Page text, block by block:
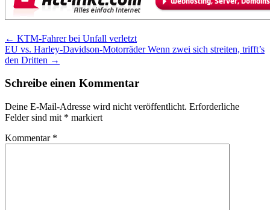
Post
navigation
← KTM-Fahrer bei Unfall verletzt
EU vs. Harley-Davidson-Motorräder Wenn zwei sich streiten, trifft’s
den Dritten →
Schreibe einen Kommentar
Deine E-Mail-Adresse wird nicht veröffentlicht. Erforderliche
Felder sind mit * markiert
Kommentar *